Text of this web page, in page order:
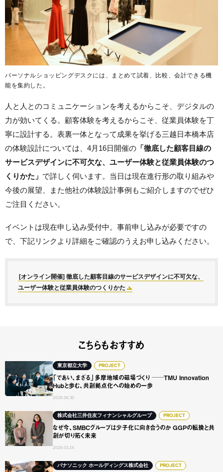
パーソナルショッピングデスクには、まとめて試着、比較、会計できる機
能を集約した。
人と人とのコミュニケーションを考えるからこそ、デジタルの
力が効いてくる。顧客体験を考えるからこそ、従業員体験を丁
寧に設計する。表裏一体となって成果を挙げる三越日本橋本店
の体験設計については、4月16日開催の 「徹底した顧客目線の
サービスデザインに不可欠な、ユーザー体験と従業員体験のつ
くりかた」 で詳しく伺います。当日は現在進行形の取り組みや
今後の展望、また他社の体験設計事例もご紹介しますのでぜひ
ご注目ください。
イベントは現在申し込み受付中。事前申し込みが必要ですの
で、下記リンクより詳細をご確認のうえお申し込みください。
[オンライン開催] 徹底した顧客目線のサービスデザインに不可欠な、
ユーザー体験と従業員体験のつくりかた
こちらもおすすめ
東京都立大学 PROJECT
「であい、まざる」多摩地域の磁場づくり ──TMU Innovation
Hubと歩む、共創拠点化への始めの一歩
2026.06.30
「であい、まざる」多摩地域の磁場づくり ──TMU
株式会社三井住友フィナンシャルグループ PROJECT
なぜ今、SMBCグループは少子化に向き合うのか GGPの転換と共
創が切り拓く未来
2026.03.24
なぜ今、SMBCグループは少子化に向き合うのか GGPの転
パナソニック ホールディングス株式会社 PROJECT
子どもの「夢中」が、大人も社会も動かす 探求型プログラ